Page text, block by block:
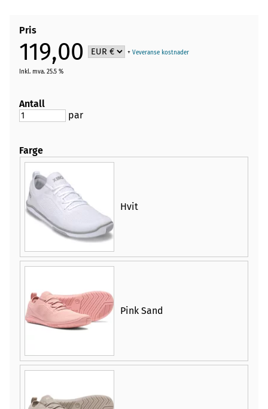
Pris
119,00 +Veveranse kostnader
Inkl. mva. 25.5 %
Antall
par
Farge
Hvit
Pink Sand